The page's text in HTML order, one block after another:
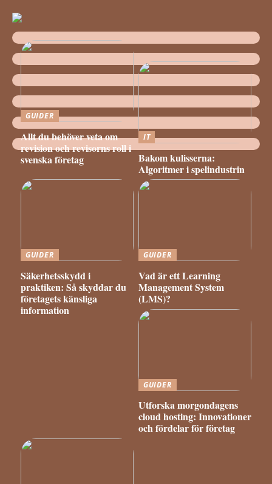
GUIDER
Allt du behöver veta om
revision och revisorns roll i
svenska företag
IT
Bakom kulisserna:
Algoritmer i spelindustrin
GUIDER
Säkerhetsskydd i
praktiken: Så skyddar du
företagets känsliga
information
GUIDER
Vad är ett Learning
Management System
(LMS)?
GUIDER
Utforska morgondagens
cloud hosting: Innovationer
och fördelar för företag